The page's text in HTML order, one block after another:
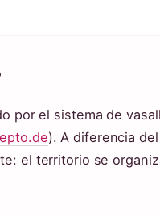
por el sistema de
). A diferencia
el territorio se